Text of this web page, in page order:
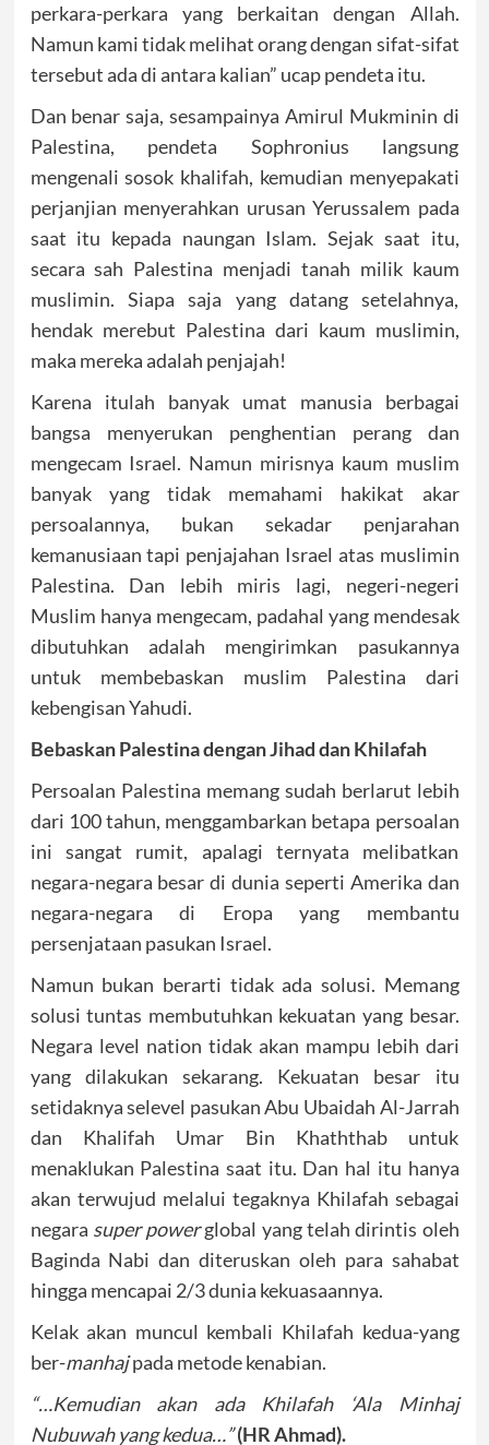
perkara-perkara yang berkaitan dengan Allah.
Namun kami tidak melihat orang dengan sifat-sifat
tersebut ada di antara kalian” ucap pendeta itu.
Dan benar saja, sesampainya Amirul Mukminin di
Palestina, pendeta Sophronius langsung
mengenali sosok khalifah, kemudian menyepakati
perjanjian menyerahkan urusan Yerussalem pada
saat itu kepada naungan Islam. Sejak saat itu,
secara sah Palestina menjadi tanah milik kaum
muslimin. Siapa saja yang datang setelahnya,
hendak merebut Palestina dari kaum muslimin,
maka mereka adalah penjajah!
Karena itulah banyak umat manusia berbagai
bangsa menyerukan penghentian perang dan
mengecam Israel. Namun mirisnya kaum muslim
banyak yang tidak memahami hakikat akar
persoalannya, bukan sekadar penjarahan
kemanusiaan tapi penjajahan Israel atas muslimin
Palestina. Dan lebih miris lagi, negeri-negeri
Muslim hanya mengecam, padahal yang mendesak
dibutuhkan adalah mengirimkan pasukannya
untuk membebaskan muslim Palestina dari
kebengisan Yahudi.
Bebaskan Palestina dengan Jihad dan Khilafah
Persoalan Palestina memang sudah berlarut lebih
dari 100 tahun, menggambarkan betapa persoalan
ini sangat rumit, apalagi ternyata melibatkan
negara-negara besar di dunia seperti Amerika dan
negara-negara di Eropa yang membantu
persenjataan pasukan Israel.
Namun bukan berarti tidak ada solusi. Memang
solusi tuntas membutuhkan kekuatan yang besar.
Negara level nation tidak akan mampu lebih dari
yang dilakukan sekarang. Kekuatan besar itu
setidaknya selevel pasukan Abu Ubaidah Al-Jarrah
dan Khalifah Umar Bin Khaththab untuk
menaklukan Palestina saat itu. Dan hal itu hanya
akan terwujud melalui tegaknya Khilafah sebagai
negara super powerglobal yang telah dirintis oleh
Baginda Nabi dan diteruskan oleh para sahabat
hingga mencapai 2/3 dunia kekuasaannya.
Kelak akan muncul kembali Khilafah kedua-yang
ber-manhajpada metode kenabian.
“…Kemudian akan ada Khilafah ‘Ala Minhaj
Nubuwah yang kedua…” (HR Ahmad).